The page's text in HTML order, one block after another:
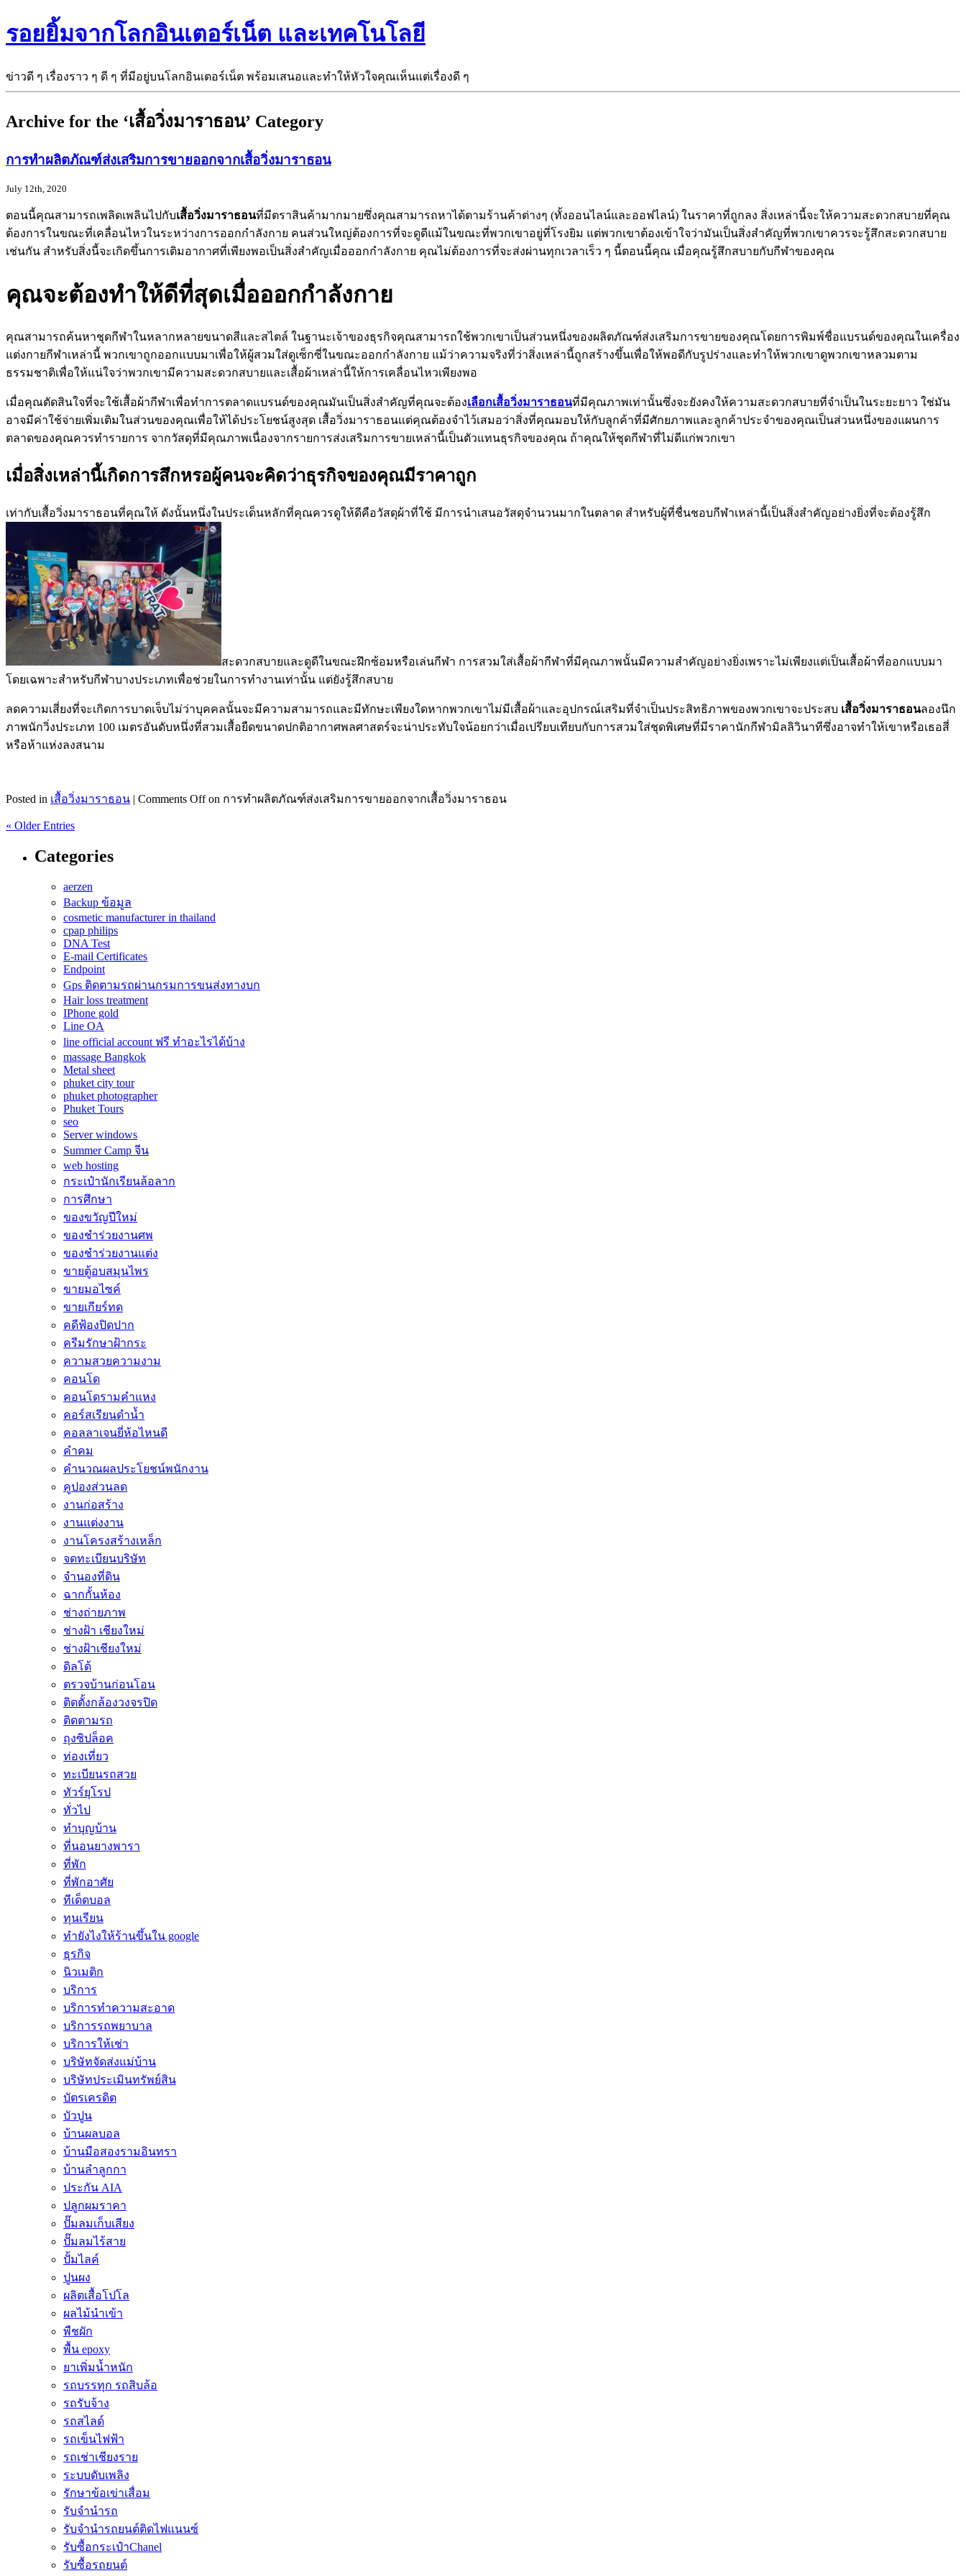
รอยยิ้มจากโลกอินเตอร์เน็ต และเทคโนโลยี
ข่าวดี ๆ เรื่องราว ๆ ดี ๆ ที่มีอยู่บนโลกอินเตอร์เน็ต พร้อมเสนอและทำให้หัวใจคุณเห็นแต่เรื่องดี ๆ
Archive for the ‘เสื้อวิ่งมาราธอน’ Category
การทำผลิตภัณฑ์ส่งเสริมการขายออกจากเสื้อวิ่งมาราธอน
July 12th, 2020
ตอนนี้คุณสามารถเพลิดเพลินไปกับเสื้อวิ่งมาราธอนที่มีตราสินค้ามากมายซึ่งคุณสามารถหาได้ตามร้านค้าต่างๆ (ทั้งออนไลน์และออฟไลน์) ในราคาที่ถูกลง สิ่งเหล่านี้จะให้ความสะดวกสบายที่คุณ
ต้องการในขณะที่เคลื่อนไหวในระหว่างการออกกำลังกาย คนส่วนใหญ่ต้องการที่จะดูดีแม้ในขณะที่พวกเขาอยู่ที่โรงยิม แต่พวกเขาต้องเข้าใจว่ามันเป็นสิ่งสำคัญที่พวกเขาควรจะรู้สึกสะดวกสบาย
เช่นกัน สำหรับสิ่งนี้จะเกิดขึ้นการเติมอากาศที่เพียงพอเป็นสิ่งสำคัญเมื่อออกกำลังกาย คุณไม่ต้องการที่จะส่งผ่านทุกเวลาเร็ว ๆ นี้ตอนนี้คุณ เมื่อคุณรู้สึกสบายกับกีฬาของคุณ
คุณจะต้องทำให้ดีที่สุดเมื่อออกกำลังกาย
คุณสามารถค้นหาชุดกีฬาในหลากหลายขนาดสีและสไตล์ ในฐานะเจ้าของธุรกิจคุณสามารถใช้พวกเขาเป็นส่วนหนึ่งของผลิตภัณฑ์ส่งเสริมการขายของคุณโดยการพิมพ์ชื่อแบรนด์ของคุณในเครื่อง
แต่งกายกีฬาเหล่านี้ พวกเขาถูกออกแบบมาเพื่อให้ผู้สวมใส่ดูเซ็กซี่ในขณะออกกำลังกาย แม้ว่าความจริงที่ว่าสิ่งเหล่านี้ถูกสร้างขึ้นเพื่อให้พอดีกับรูปร่างและทำให้พวกเขาดูพวกเขาหลวมตาม
ธรรมชาติเพื่อให้แน่ใจว่าพวกเขามีความสะดวกสบายและเสื้อผ้าเหล่านี้ให้การเคลื่อนไหวเพียงพอ
เมื่อคุณตัดสินใจที่จะใช้เสื้อผ้ากีฬาเพื่อทำการตลาดแบรนด์ของคุณมันเป็นสิ่งสำคัญที่คุณจะต้องเลือกเสื้อวิ่งมาราธอนที่มีคุณภาพเท่านั้นซึ่งจะยังคงให้ความสะดวกสบายที่จำเป็นในระยะยาว ใช่มัน
อาจมีค่าใช้จ่ายเพิ่มเติมในส่วนของคุณเพื่อให้ได้ประโยชน์สูงสุด เสื้อวิ่งมาราธอนแต่คุณต้องจำไว้เสมอว่าสิ่งที่คุณมอบให้กับลูกค้าที่มีศักยภาพและลูกค้าประจำของคุณเป็นส่วนหนึ่งของแผนการ
ตลาดของคุณควรทำรายการ จากวัสดุที่มีคุณภาพเนื่องจากรายการส่งเสริมการขายเหล่านี้เป็นตัวแทนธุรกิจของคุณ ถ้าคุณให้ชุดกีฬาที่ไม่ดีแก่พวกเขา
เมื่อสิ่งเหล่านี้เกิดการสึกหรอผู้คนจะคิดว่าธุรกิจของคุณมีราคาถูก
เท่ากับเสื้อวิ่งมาราธอนที่คุณให้ ดังนั้นหนึ่งในประเด็นหลักที่คุณควรดูให้ดีคือวัสดุผ้าที่ใช้ มีการนำเสนอวัสดุจำนวนมากในตลาด สำหรับผู้ที่ชื่นชอบกีฬาเหล่านี้เป็นสิ่งสำคัญอย่างยิ่งที่จะต้องรู้สึก
สะดวกสบายและดูดีในขณะฝึกซ้อมหรือเล่นกีฬา การสวมใส่เสื้อผ้ากีฬาที่มีคุณภาพนั้นมีความสำคัญอย่างยิ่งเพราะไม่เพียงแต่เป็นเสื้อผ้าที่ออกแบบมา
โดยเฉพาะสำหรับกีฬาบางประเภทเพื่อช่วยในการทำงานเท่านั้น แต่ยังรู้สึกสบาย
ลดความเสี่ยงที่จะเกิดการบาดเจ็บไม่ว่าบุคคลนั้นจะมีความสามารถและมีทักษะเพียงใดหากพวกเขาไม่มีเสื้อผ้าและอุปกรณ์เสริมที่จำเป็นประสิทธิภาพของพวกเขาจะประสบ เสื้อวิ่งมาราธอนลองนึก
ภาพนักวิ่งประเภท 100 เมตรอันดับหนึ่งที่สวมเสื้อยืดขนาดปกติอากาศพลศาสตร์จะน่าประทับใจน้อยกว่าเมื่อเปรียบเทียบกับการสวมใส่ชุดพิเศษที่มีราคานักกีฬามิลลิวินาทีซึ่งอาจทำให้เขาหรือเธอสี่
หรือห้าแห่งลงสนาม
Posted in เสื้อวิ่งมาราธอน | Comments Offon การทำผลิตภัณฑ์ส่งเสริมการขายออกจากเสื้อวิ่งมาราธอน
« Older Entries
Categories
aerzen
Backup ข้อมูล
cosmetic manufacturer in thailand
cpap philips
DNA Test
E-mail Certificates
Endpoint
Gps ติดตามรถผ่านกรมการขนส่งทางบก
Hair loss treatment
IPhone gold
Line OA
line official account ฟรี ทําอะไรได้บ้าง
massage Bangkok
Metal sheet
phuket city tour
phuket photographer
Phuket Tours
seo
Server windows
Summer Camp จีน
web hosting
กระเป๋านักเรียนล้อลาก
การศึกษา
ของขวัญปีใหม่
ของชำร่วยงานศพ
ของชำร่วยงานแต่ง
ขายตู้อบสมุนไพร
ขายมอไซค์
ขายเกียร์ทด
คดีฟ้องปิดปาก
ครีมรักษาฝ้ากระ
ความสวยความงาม
คอนโด
คอนโดรามคำแหง
คอร์สเรียนดำน้ำ
คอลลาเจนยี่ห้อไหนดี
คำคม
คำนวณผลประโยชน์พนักงาน
คูปองส่วนลด
งานก่อสร้าง
งานแต่งงาน
งานโครงสร้างเหล็ก
จดทะเบียนบริษัท
จำนองที่ดิน
ฉากกั้นห้อง
ช่างถ่ายภาพ
ช่างฝ้า เชียงใหม่
ช่างฝ้าเชียงใหม่
ดิลโด้
ตรวจบ้านก่อนโอน
ติดตั้งกล้องวงจรปิด
ติดตามรถ
ถุงซิปล็อค
ท่องเที่ยว
ทะเบียนรถสวย
ทัวร์ยุโรป
ทั่วไป
ทำบุญบ้าน
ที่นอนยางพารา
ที่พัก
ที่พักอาศัย
ทีเด็ดบอล
ทุนเรียน
ทํายังไงให้ร้านขึ้นใน google
ธุรกิจ
นิวเมติก
บริการ
บริการทำความสะอาด
บริการรถพยาบาล
บริการให้เช่า
บริษัทจัดส่งแม่บ้าน
บริษัทประเมินทรัพย์สิน
บัตรเครดิต
บัวปูน
บ้านผลบอล
บ้านมือสองรามอินทรา
บ้านลำลูกกา
ประกัน AIA
ปลูกผมราคา
ปั๊มลมเก็บเสียง
ปั๊มลมไร้สาย
ปั้มไลค์
ปูนผง
ผลิตเสื้อโปโล
ผลไม้นำเข้า
พืชผัก
พื้น epoxy
ยาเพิ่มน้ำหนัก
รถบรรทุก รถสิบล้อ
รถรับจ้าง
รถสไลด์
รถเข็นไฟฟ้า
รถเช่าเชียงราย
ระบบดับเพลิง
รักษาข้อเข่าเสื่อม
รับจำนำรถ
รับจํานํารถยนต์ติดไฟแนนซ์
รับซื้อกระเป๋าChanel
รับซื้อรถยนต์